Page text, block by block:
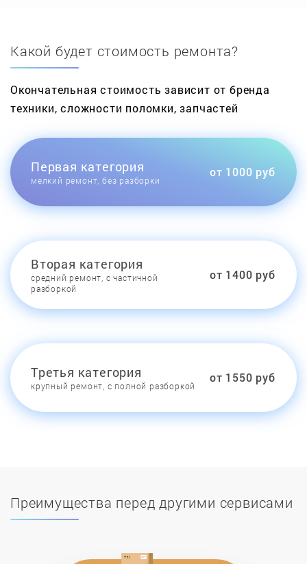
Какой будет стоимость ремонта?
Окончательная стоимость зависит от бренда
техники, сложности поломки, запчастей
Первая категория
мелкий ремонт, без разборки
от 1000 руб
Вторая категория
средний ремонт, с частичной
разборкой
от 1400 руб
Третья категория
крупный ремонт, с полной разборкой
от 1550 руб
Преимущества перед другими сервисами